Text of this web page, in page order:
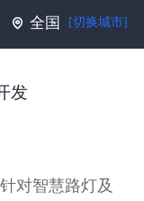
全国 [切换城市]
发
对智慧路灯及